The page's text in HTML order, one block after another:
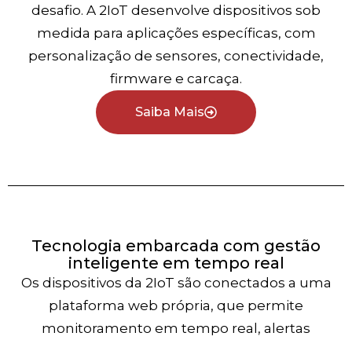
desafio. A 2IoT desenvolve dispositivos sob
medida para aplicações específicas, com
personalização de sensores, conectividade,
firmware e carcaça.
Saiba Mais
Tecnologia embarcada com gestão
inteligente em tempo real
Os dispositivos da 2IoT são conectados a uma
plataforma web própria, que permite
monitoramento em tempo real, alertas